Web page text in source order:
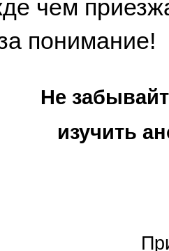
чем
понимание!
анонс и
мы